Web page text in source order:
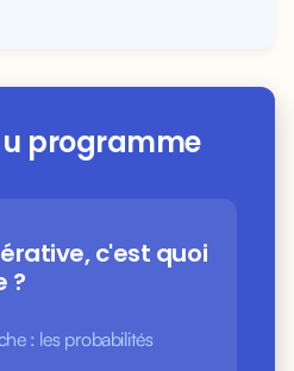
programme
c'est quoi
?
: les probabilités